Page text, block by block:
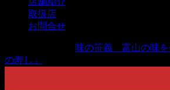
取扱店
お問合せ
味の笹義 富山の味
の寿し」